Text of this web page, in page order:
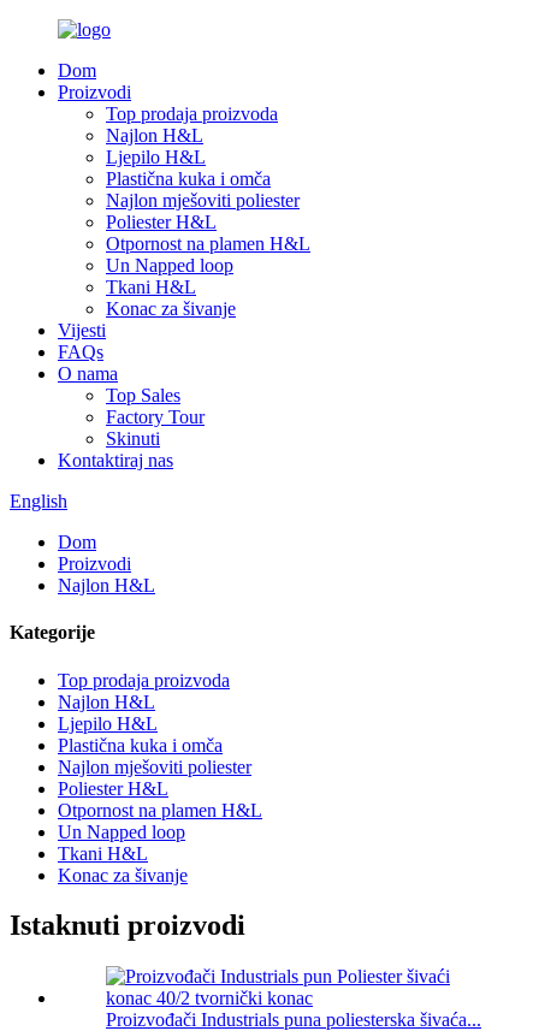
Dom
Proizvodi
Top prodaja proizvoda
Najlon H&L
Ljepilo H&L
Plastična kuka i omča
Najlon mješoviti poliester
Poliester H&L
Otpornost na plamen H&L
Un Napped loop
Tkani H&L
Konac za šivanje
Vijesti
FAQs
O nama
Top Sales
Factory Tour
Skinuti
Kontaktiraj nas
English
Dom
Proizvodi
Najlon H&L
Kategorije
Top prodaja proizvoda
Najlon H&L
Ljepilo H&L
Plastična kuka i omča
Najlon mješoviti poliester
Poliester H&L
Otpornost na plamen H&L
Un Napped loop
Tkani H&L
Konac za šivanje
Istaknuti proizvodi
Proizvođači Industrials puna poliesterska šivaća...